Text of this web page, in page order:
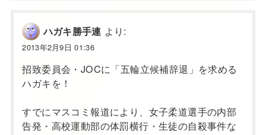
ハガキ勝手連 より:
2013年2月9日 01:36
招致委員会・JOCに「五輪立候補辞退」を求める
ハガキを！
すでにマスコミ報道により、女子柔道選手の内部
告発・高校運動部の体罰横行・生徒の自殺事件な